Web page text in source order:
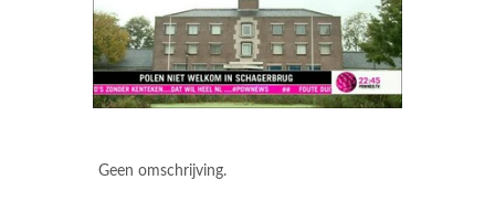
Geen omschrijving.